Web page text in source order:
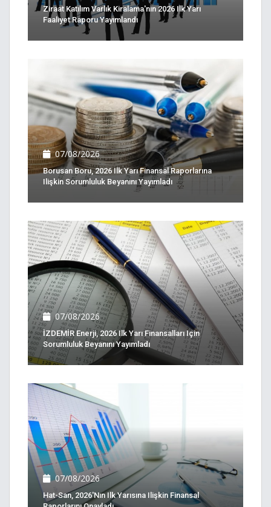
Ziraat Katılım Varlık Kiralama'nın 2026 Ilk Yarı
Faaliyet Raporu Yayımlandı
07/08/2026
Borusan Boru, 2026 Ilk Yarı Finansal Raporlarına
Ilişkin Sorumluluk Beyanını Yayımladı
07/08/2026
İZDEMİR Enerji, 2026 Ilk Yarı Finansalları Için
Sorumluluk Beyanını Yayımladı
07/08/2026
Hat-San, 2026'nın Ilk Yarısına Ilişkin Finansal